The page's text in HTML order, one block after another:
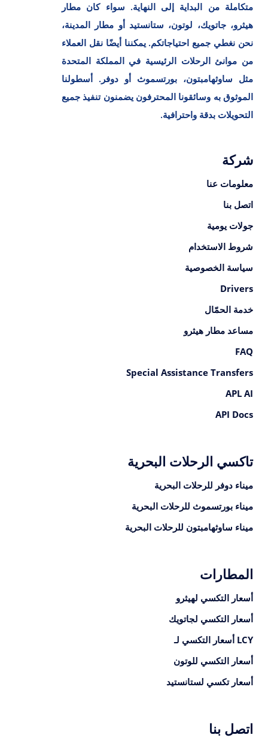
متكاملة من البداية إلى النهاية. سواء كان مطار
هيثرو، جاتويك، لوتون، ستانستيد أو مطار المدينة،
نحن نغطي جميع احتياجاتكم. يمكننا أيضًا نقل العملاء
من موانئ الرحلات الرئيسية في المملكة المتحدة
مثل ساوثهامبتون، بورتسموث أو دوفر. أسطولنا
الموثوق به وسائقونا المحترفون يضمنون تنفيذ جميع
التحويلات بدقة واحترافية.
شركة
معلومات عنا
اتصل بنا
جولات يومية
شروط الاستخدام
سياسة الخصوصية
Drivers
خدمة الحمّال
مساعد مطار هيثرو
FAQ
Special Assistance Transfers
APL AI
API Docs
تاكسي الرحلات البحرية
ميناء دوفر للرحلات البحرية
ميناء بورتسموث للرحلات البحرية
ميناء ساوثهامبتون للرحلات البحرية
المطارات
أسعار التكسي لهيثرو
أسعار التكسي لجاتويك
LCY أسعار التكسي لـ
أسعار التكسي للوتون
أسعار تكسي لستانستيد
اتصل بنا